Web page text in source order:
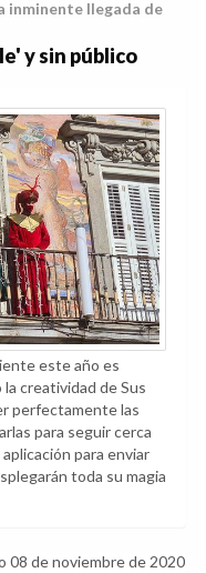
inminente llegada de
y sin público
este año es
creatividad de Sus
perfectamente las
para seguir cerca
para enviar
toda su magia
08 de noviembre de 2020